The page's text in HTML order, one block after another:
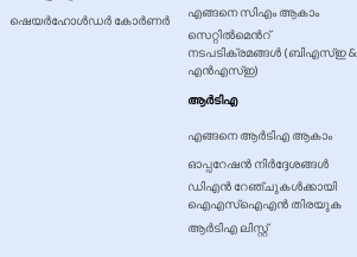
ഷെയർഹോൾഡർ കോർണർ
എങ്ങനെ സിഎം ആകാം
സെറ്റിൽമെന്‍റ്
നടപടിക്രമങ്ങൾ (ബിഎസ്ഇ &
എൻഎസ്ഇ)
ആർടിഎ
എങ്ങനെ ആർടിഎ ആകാം
ഓപ്പറേഷൻ നിർദ്ദേശങ്ങൾ
ഡിഎന്‍ റേഞ്ചുകൾക്കായി
ഐഎസ്ഐഎൻ തിരയുക
ആര്‍ടി‍എ ലിസ്റ്റ്